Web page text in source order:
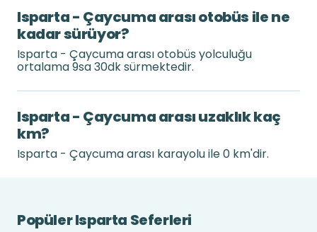
Isparta - Çaycuma arası otobüs ile ne
kadar sürüyor?
Isparta - Çaycuma arası otobüs yolculuğu
ortalama 9sa 30dk sürmektedir.
Isparta - Çaycuma arası uzaklık kaç
km?
Isparta - Çaycuma arası karayolu ile 0 km'dir.
Popüler Isparta Seferleri